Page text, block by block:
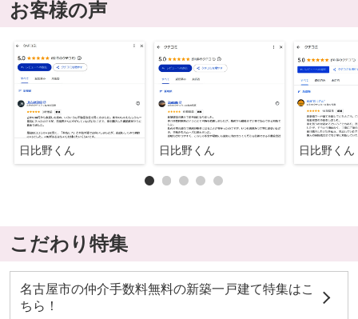
お客様の声
日比野くん 日比野くん 日比野くん
こだわり特集
名古屋市の仲介手数料無料の新築一戸建て特集はこ
ちら！